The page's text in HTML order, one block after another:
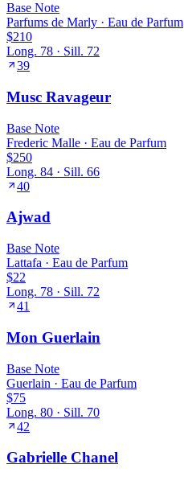
Base Note
Parfums de Marly · Eau de Parfum
$210
Long. 78 · Sill. 72
39
Musc Ravageur
Base Note
Frederic Malle · Eau de Parfum
$250
Long. 84 · Sill. 66
40
Ajwad
Base Note
Lattafa · Eau de Parfum
$22
Long. 78 · Sill. 72
41
Mon Guerlain
Base Note
Guerlain · Eau de Parfum
$75
Long. 80 · Sill. 70
42
Gabrielle Chanel